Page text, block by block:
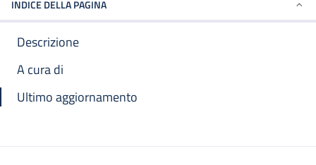
INDICE DELLA PAGINA
Descrizione
A cura di
Ultimo aggiornamento